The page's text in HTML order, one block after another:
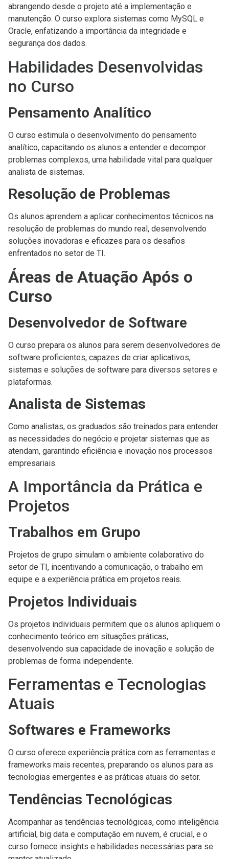
abrangendo desde o projeto até a implementação e
manutenção. O curso explora sistemas como MySQL e
Oracle, enfatizando a importância da integridade e
segurança dos dados.
Habilidades Desenvolvidas
no Curso
Pensamento Analítico
O curso estimula o desenvolvimento do pensamento
analítico, capacitando os alunos a entender e decompor
problemas complexos, uma habilidade vital para qualquer
analista de sistemas.
Resolução de Problemas
Os alunos aprendem a aplicar conhecimentos técnicos na
resolução de problemas do mundo real, desenvolvendo
soluções inovadoras e eficazes para os desafios
enfrentados no setor de TI.
Áreas de Atuação Após o
Curso
Desenvolvedor de Software
O curso prepara os alunos para serem desenvolvedores de
software proficientes, capazes de criar aplicativos,
sistemas e soluções de software para diversos setores e
plataformas.
Analista de Sistemas
Como analistas, os graduados são treinados para entender
as necessidades do negócio e projetar sistemas que as
atendam, garantindo eficiência e inovação nos processos
empresariais.
A Importância da Prática e
Projetos
Trabalhos em Grupo
Projetos de grupo simulam o ambiente colaborativo do
setor de TI, incentivando a comunicação, o trabalho em
equipe e a experiência prática em projetos reais.
Projetos Individuais
Os projetos individuais permitem que os alunos apliquem o
conhecimento teórico em situações práticas,
desenvolvendo sua capacidade de inovação e solução de
problemas de forma independente.
Ferramentas e Tecnologias
Atuais
Softwares e Frameworks
O curso oferece experiência prática com as ferramentas e
frameworks mais recentes, preparando os alunos para as
tecnologias emergentes e as práticas atuais do setor.
Tendências Tecnológicas
Acompanhar as tendências tecnológicas, como inteligência
artificial, big data e computação em nuvem, é crucial, e o
curso fornece insights e habilidades necessárias para se